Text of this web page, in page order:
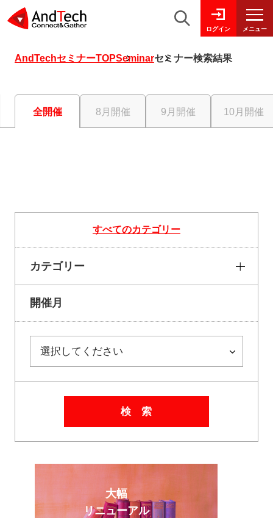
ログイン メニュー
AndTechセミナーTOPSeminarセミナー検索結果
全開催 8月開催 9月開催 10月開催
すべてのカテゴリー
カテゴリー
開催月
検 索
大幅
リニューアル